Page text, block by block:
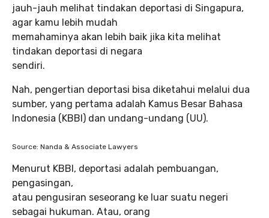
jauh-jauh melihat tindakan deportasi di Singapura,
agar kamu lebih mudah
memahaminya akan lebih baik jika kita melihat
tindakan deportasi di negara
sendiri.
Nah, pengertian deportasi bisa diketahui melalui dua
sumber, yang pertama adalah Kamus Besar Bahasa
Indonesia (KBBI) dan undang-undang (UU).
Source: Nanda & Associate Lawyers
Menurut KBBI, deportasi adalah pembuangan,
pengasingan,
atau pengusiran seseorang ke luar suatu negeri
sebagai hukuman. Atau, orang